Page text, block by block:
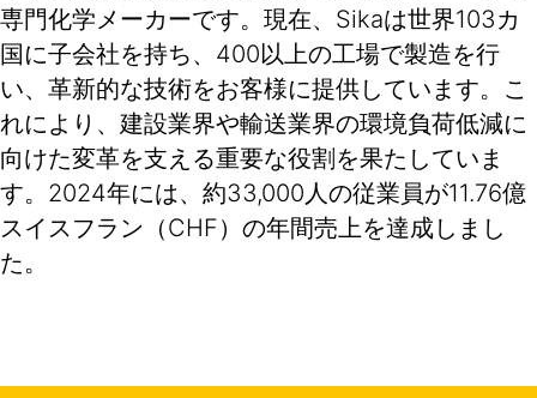
専門化学メーカーです。現在、Sikaは世界103カ
国に子会社を持ち、400以上の工場で製造を行
い、革新的な技術をお客様に提供しています。こ
れにより、建設業界や輸送業界の環境負荷低減に
向けた変革を支える重要な役割を果たしていま
す。2024年には、約33,000人の従業員が11.76億
スイスフラン（CHF）の年間売上を達成しまし
た。